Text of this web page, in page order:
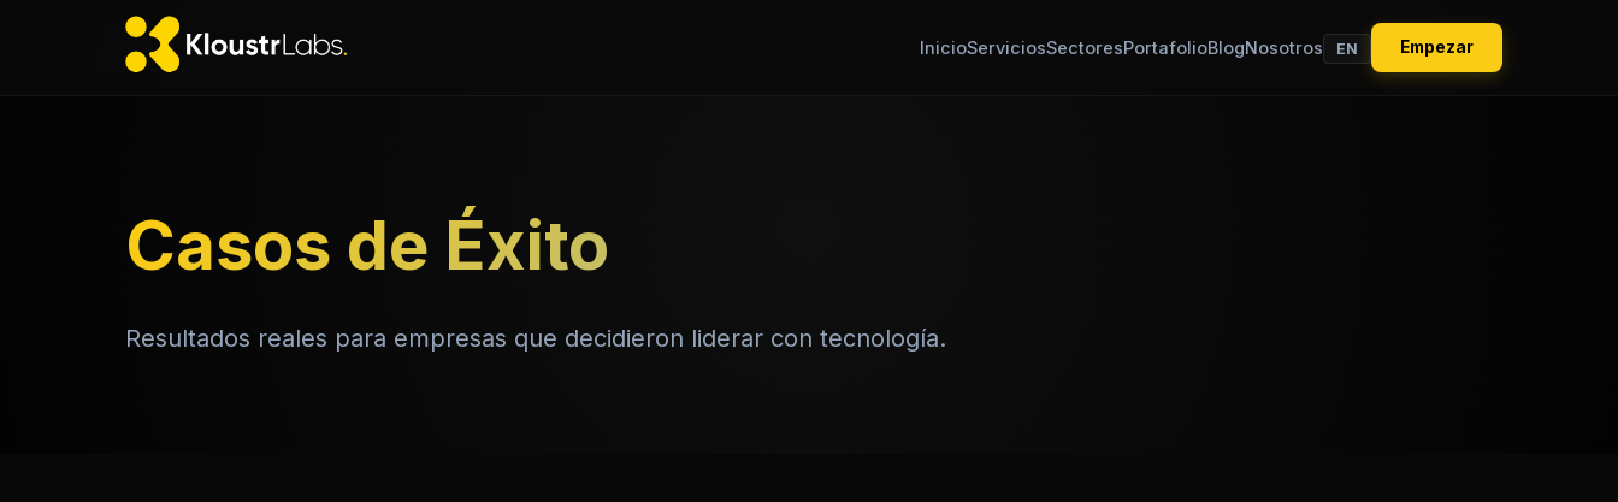
InicioServiciosSectoresPortafolioBlogNosotros EN Empezar
Casos de Éxito
Resultados reales para empresas que decidieron liderar con tecnología.